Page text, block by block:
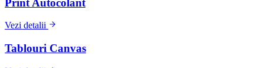
Vezi detalii
Tablouri Canvas